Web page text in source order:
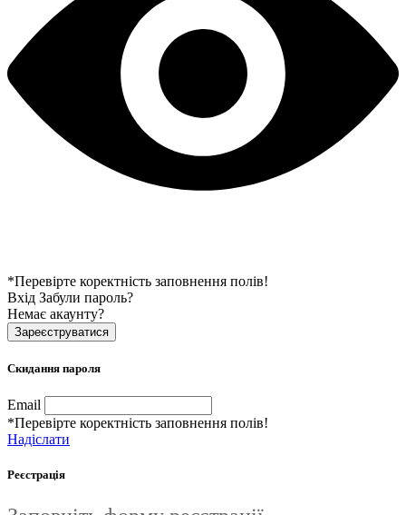
*Перевірте коректність заповнення полів!
Вхід Забули пароль?
Немає акаунту?
Зареєструватися
Скидання пароля
Email
*Перевірте коректність заповнення полів!
Надіслати
Реєстрація